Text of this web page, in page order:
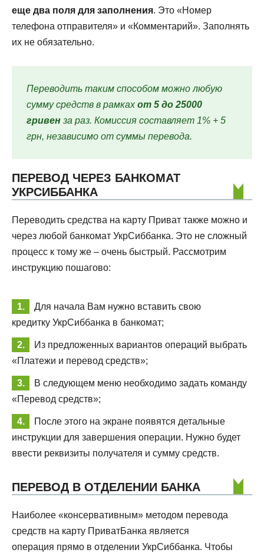
еще два поля для заполнения. Это «Номер
телефона отправителя» и «Комментарий». Заполнять
их не обязательно.
Переводить таким способом можно любую
сумму средств в рамкахот 5 до 25000
гривен за раз. Комиссия составляет 1% + 5
грн, независимо от суммы перевода.
ПЕРЕВОД ЧЕРЕЗ БАНКОМАТ
УКРСИББАНКА
Переводить средства на карту Приват также можно и
через любой банкомат УкрСиббанка. Это не сложный
процесс к тому же – очень быстрый. Рассмотрим
инструкцию пошагово:
Для начала Вам нужно вставить свою
кредитку УкрСиббанка в банкомат;
Из предложенных вариантов операций выбрать
«Платежи и перевод средств»;
В следующем меню необходимо задать команду
«Перевод средств»;
После этого на экране появятся детальные
инструкции для завершения операции. Нужно будет
ввести реквизиты получателя и сумму средств.
ПЕРЕВОД В ОТДЕЛЕНИИ БАНКА
Наиболее «консервативным» методом перевода
средств на карту ПриватБанка является
операция прямо в отделении УкрСиббанка. Чтобы